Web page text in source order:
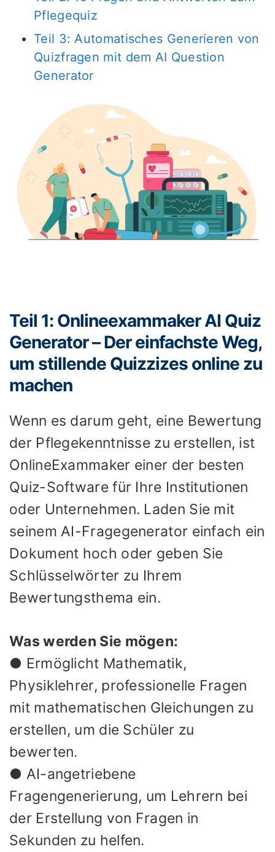
Pflegequiz
Teil 3: Automatisches Generieren von
Quizfragen mit dem AI Question
Generator
Teil 1: Onlineexammaker AI Quiz
Generator – Der einfachste Weg,
um stillende Quizzizes online zu
machen
Wenn es darum geht, eine Bewertung
der Pflegekenntnisse zu erstellen, ist
OnlineExammaker einer der besten
Quiz-Software für Ihre Institutionen
oder Unternehmen. Laden Sie mit
seinem AI-Fragegenerator einfach ein
Dokument hoch oder geben Sie
Schlüsselwörter zu Ihrem
Bewertungsthema ein.
Was werden Sie mögen:
● Ermöglicht Mathematik,
Physiklehrer, professionelle Fragen
mit mathematischen Gleichungen zu
erstellen, um die Schüler zu
bewerten.
● AI-angetriebene
Fragengenerierung, um Lehrern bei
der Erstellung von Fragen in
Sekunden zu helfen.